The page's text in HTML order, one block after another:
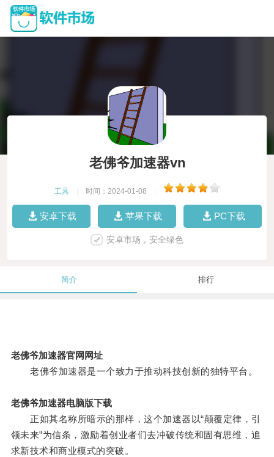
老佛爷加速器vn
工具 时间：2024-01-08
安卓下载 苹果下载 PC下载
安卓市场，安全绿色
简介 排行
老佛爷加速器官网网址
老佛爷加速器是一个致力于推动科技创新的独特平台。
老佛爷加速器电脑版下载
正如其名称所暗示的那样，这个加速器以“颠覆定律，引
领未来”为信条，激励着创业者们去冲破传统和固有思维，追
求新技术和商业模式的突破。